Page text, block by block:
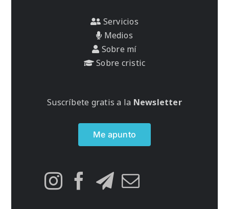
Servicios
Medios
Sobre mí
Sobre cristic
Suscríbete gratis a la Newsletter
Me apunto